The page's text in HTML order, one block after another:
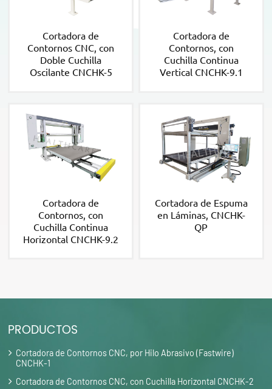
Cortadora de
Contornos CNC, con
Doble Cuchilla
Oscilante CNCHK-5
Cortadora de
Contornos, con
Cuchilla Continua
Vertical CNCHK-9.1
Cortadora de
Contornos, con
Cuchilla Continua
Horizontal CNCHK-9.2
Cortadora de Espuma
en Láminas, CNCHK-
QP
PRODUCTOS
Cortadora de Contornos CNC, por Hilo Abrasivo (Fastwire)
CNCHK-1
Cortadora de Contornos CNC, con Cuchilla Horizontal CNCHK-2